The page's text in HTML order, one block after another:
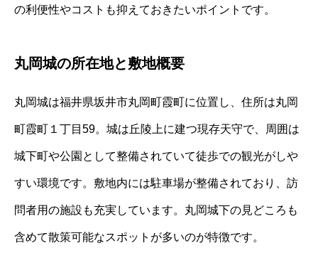
の利便性やコストも抑えておきたいポイントです。
丸岡城の所在地と敷地概要
丸岡城は福井県坂井市丸岡町霞町に位置し、住所は丸岡
町霞町１丁目59。城は丘陵上に建つ現存天守で、周囲は
城下町や公園として整備されていて徒歩での観光がしや
すい環境です。敷地内には駐車場が整備されており、訪
問者用の施設も充実しています。丸岡城下の見どころも
含めて散策可能なスポットが多いのが特徴です。